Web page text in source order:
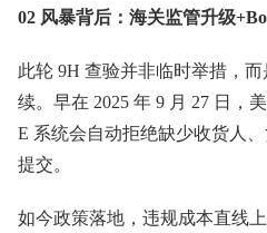
02 风暴背后：海关监管升级
此轮 9H 查验并非临时举措，
续。早在 2025 年 9 月 27 日，
E 系统会自动拒绝缺少收货人
提交。
如今政策落地，违规成本直线